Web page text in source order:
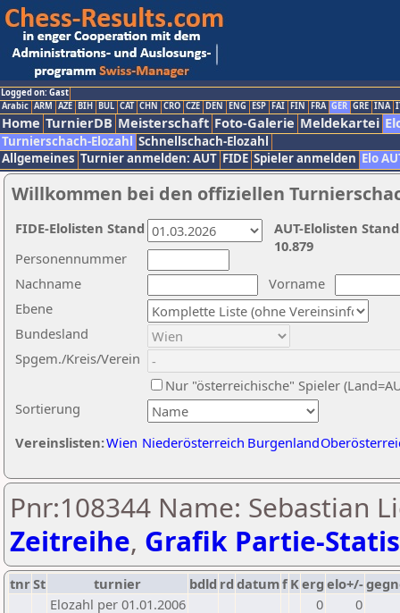
Logged on: Gast
Arabic ARM AZE BIH BUL CAT CHN CRO CZE DEN ENG ESP FAI FIN FRA GER GRE INA
Home TurnierDB Meisterschaft Foto-Galerie Meldekartei
Turnierschach-Elozahl Schnellschach-Elozahl
Allgemeines Turnier anmelden: AUT FIDE Spieler anmelden Elo
Willkommen bei den offiziellen
Nachname
Vorname
Ebene
Sortierung
Personennummer
Bundesland
Spgem./Kreis/Verein
Nur "österreichische" Spieler
Vereinslisten:Wien Niederösterreich Burgenland
AUT-Elolisten
10.879
FIDE-Elolisten Stand
Pnr:108344 Name: Sebastian
Zeitreihe, Grafik Partie-
tnrSt turnier bdld rd datumf Kerg elo+/-
Elozahl per 01.01.2006
0
0